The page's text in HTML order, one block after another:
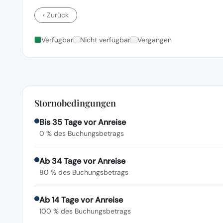
‹ Zurück
Verfügbar Nicht verfügbar Vergangen
Stornobedingungen
Bis 35 Tage vor Anreise
0 % des Buchungsbetrags
Ab 34 Tage vor Anreise
80 % des Buchungsbetrags
Ab 14 Tage vor Anreise
100 % des Buchungsbetrags